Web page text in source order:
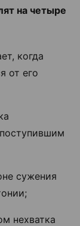
на четыре
когда
от его
сужения
нехватка